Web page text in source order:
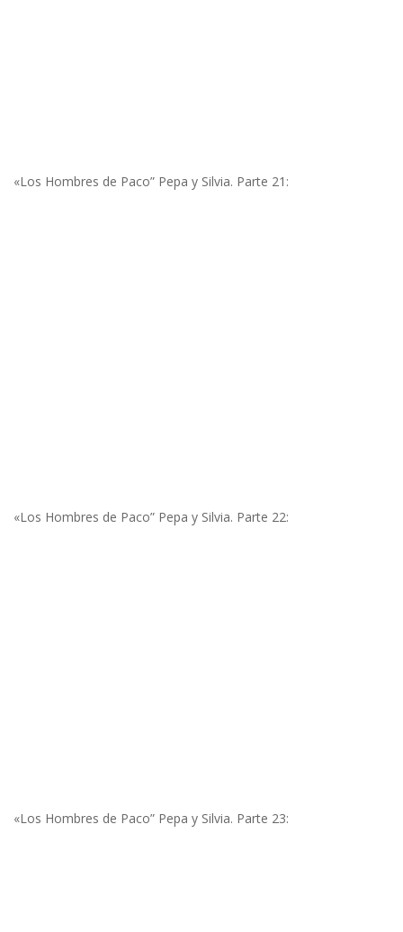
«Los Hombres de Paco” Pepa y Silvia. Parte 21:
«Los Hombres de Paco” Pepa y Silvia. Parte 22:
«Los Hombres de Paco” Pepa y Silvia. Parte 23: